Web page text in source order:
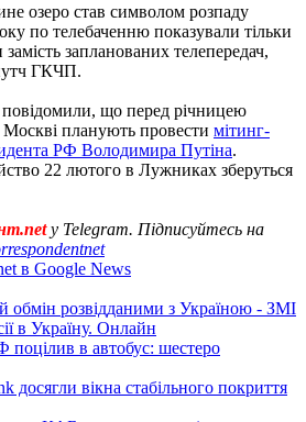
озеро став символом розпаду
по телебаченню показували тільки
замість запланованих телепередач,
ГКЧП.
що перед річницею
планують провести мітинг-
РФ Володимира Путіна.
22 лютого в Лужниках зберуться
у Telegram. Підписуйтесь на
в Google News
розвідданими з Україною - ЗМІ
в Україну. Онлайн
в автобус: шестеро
досягли вікна стабільного покриття